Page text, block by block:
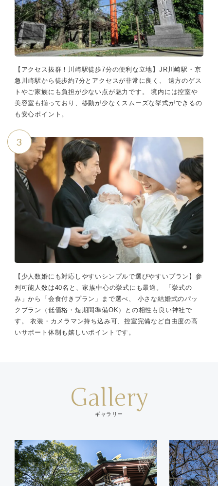
【アクセス抜群！川崎駅徒歩7分の便利な立地】JR川崎駅・京
急川崎駅から徒歩約7分とアクセスが非常に良く、 遠方のゲス
トやご家族にも負担が少ない点が魅力です。 境内には控室や
美容室も揃っており、移動が少なくスムーズな挙式ができるの
も安心ポイント。
3
【少人数婚にも対応しやすいシンプルで選びやすいプラン】参
列可能人数は40名と、家族中心の挙式にも最適。 「挙式の
み」から「会食付きプラン」まで選べ、 小さな結婚式のパッ
クプラン（低価格・短期間準備OK）との相性も良い神社で
す。 衣装・カメラマン持ち込み可、控室完備など自由度の高
いサポート体制も嬉しいポイントです。
Gallery
ギャラリー